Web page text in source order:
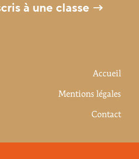
à une classe →
Accueil
Mentions légales
Contact